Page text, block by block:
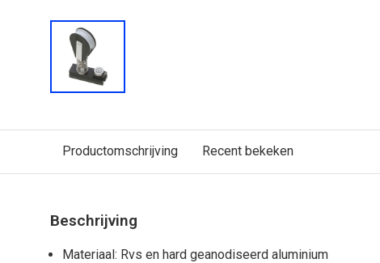
Productomschrijving Recent bekeken
Beschrijving
Materiaal: Rvs en hard geanodiseerd aluminium